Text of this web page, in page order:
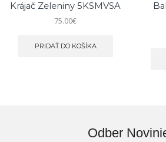
Krájač Zeleniny 5KSMVSA
75.00€
PRIDAŤ DO KOŠÍKA
Odber